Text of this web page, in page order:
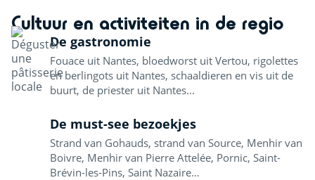
Cultuur en activiteiten in de regio
De gastronomie
Fouace uit Nantes, bloedworst uit Vertou, rigolettes
en berlingots uit Nantes, schaaldieren en vis uit de
buurt, de priester uit Nantes...
De must-see bezoekjes
Strand van Gohauds, strand van Source, Menhir van
Boivre, Menhir van Pierre Attelée, Pornic, Saint-
Brévin-les-Pins, Saint Nazaire…